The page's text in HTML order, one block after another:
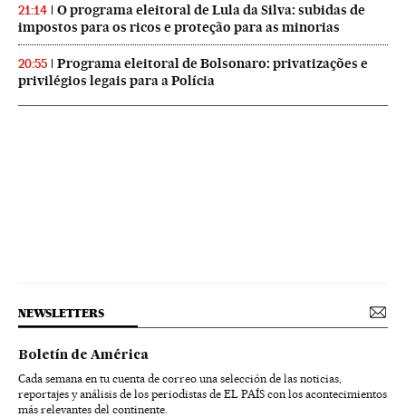
21:14
O programa eleitoral de Lula da Silva: subidas de
impostos para os ricos e proteção para as minorias
20:55
Programa eleitoral de Bolsonaro: privatizações e
privilégios legais para a Polícia
NEWSLETTERS
Boletín de América
Cada semana en tu cuenta de correo una selección de las noticias,
reportajes y análisis de los periodistas de EL PAÍS con los acontecimientos
más relevantes del continente.